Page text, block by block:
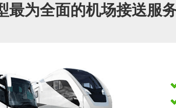
最为全面的机场接送服